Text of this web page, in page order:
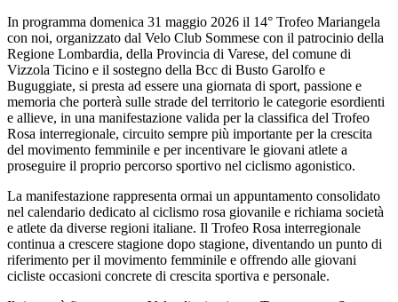
In programma domenica 31 maggio 2026 il 14° Trofeo Mariangela
con noi, organizzato dal Velo Club Sommese con il patrocinio della
Regione Lombardia, della Provincia di Varese, del comune di
Vizzola Ticino e il sostegno della Bcc di Busto Garolfo e
Buguggiate, si presta ad essere una giornata di sport, passione e
memoria che porterà sulle strade del territorio le categorie esordienti
e allieve, in una manifestazione valida per la classifica del Trofeo
Rosa interregionale, circuito sempre più importante per la crescita
del movimento femminile e per incentivare le giovani atlete a
proseguire il proprio percorso sportivo nel ciclismo agonistico.
La manifestazione rappresenta ormai un appuntamento consolidato
nel calendario dedicato al ciclismo rosa giovanile e richiama società
e atlete da diverse regioni italiane. Il Trofeo Rosa interregionale
continua a crescere stagione dopo stagione, diventando un punto di
riferimento per il movimento femminile e offrendo alle giovani
cicliste occasioni concrete di crescita sportiva e personale.